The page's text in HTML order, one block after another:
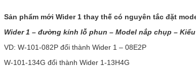
Sản phẩm mới Wider 1 thay thế có nguyên tắc đặt
Wider 1 – đường kính lỗ phun – Model nắp chụp –
VD: W-101-082P đổi thành Wider 1 – 08E2P
W-101-134G đổi thành Wider 1-13H4G